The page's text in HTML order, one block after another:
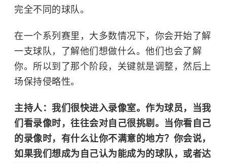
完全不同的球队。
在一个系列赛里，大多数情况下，你会开始了解
一支球队，了解他们想做什么。他们也会了解
你。所以到了那个阶段，关键就是调整，然后上
场保持侵略性。
主持人：我们很快进入录像室。作为球员，当我
们看录像时，往往会对自己很挑剔。当你看自己
的录像时，有什么让你不满意的地方？你会说，
如果我们想成为自己认为能成为的球队，或者达